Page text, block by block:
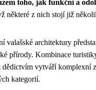
toho, jak funkční a
některé z nich stojí již
valašské architektury
přírody. Kombinace
dědictvím vytváří komplexní
kategorií.